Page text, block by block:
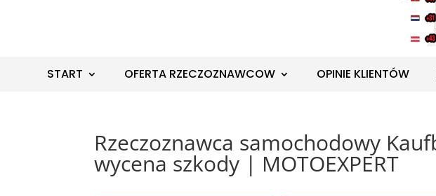
START OFERTA RZECZOZNAWCOW OPINIE KLIENTÓW
Rzeczoznawca samochodowy
wycena szkody | MOTOEXPERT